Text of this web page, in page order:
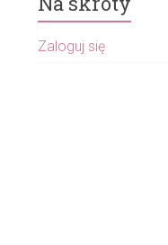
Zaloguj się